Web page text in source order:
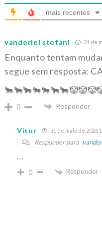
mais recentes
vanderlei stefani 31 de
Enquanto tentam
segue sem resposta:
0 Responder
Vitor 31 de maio de 2026
Responder para
…
0 Responder